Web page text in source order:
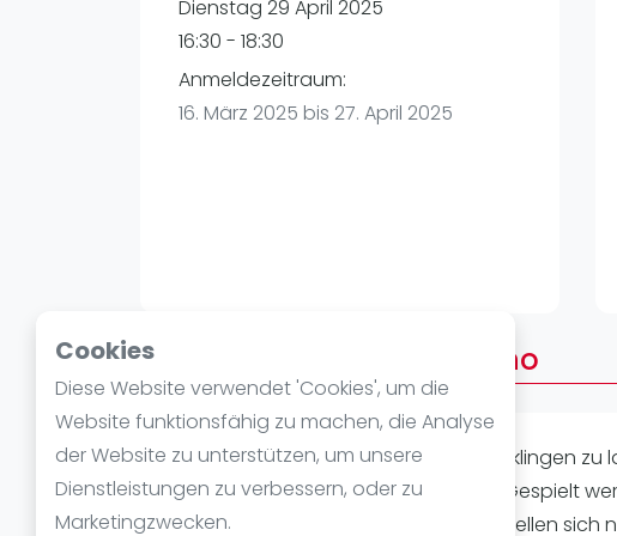
Cookies
Diese Website verwendet 'Cookies', um die
Website funktionsfähig zu machen, die Analyse
der Website zu unterstützen, um unsere
Dienstleistungen zu verbessern, oder zu
Marketingzwecken.
Verschiedenes
Dienstag 29 April 2025
16:30 - 18:30
Anmeldezeitraum:
16. März 2025 bis 27. April 2025
Über After Work Americano
Entspanntes Padel um den Tag ausklingen zu
Teilnehmer, maximal 10 Teilnehmer. Gespielt
Teilnehmer Zahl. Nach jedem Spiel stellen